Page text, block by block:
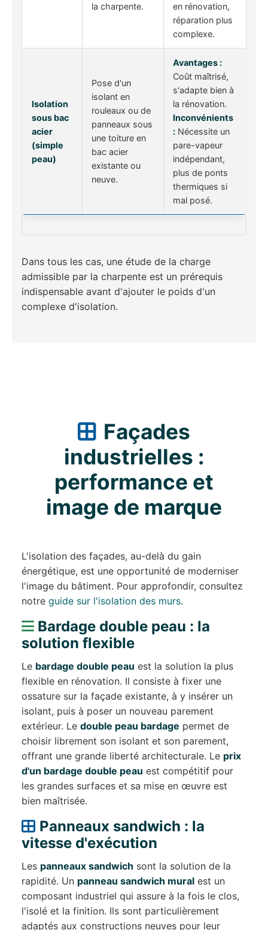
la charpente.
en rénovation,
réparation plus
complexe.
Isolation
sous bac
acier
(simple
peau)
Pose d'un
isolant en
rouleaux ou de
panneaux sous
une toiture en
bac acier
existante ou
neuve.
Avantages :
Coût maîtrisé,
s'adapte bien à
la rénovation.
Inconvénients
: Nécessite un
pare-vapeur
indépendant,
plus de ponts
thermiques si
mal posé.
Dans tous les cas, une étude de la charge
admissible par la charpente est un prérequis
indispensable avant d'ajouter le poids d'un
complexe d'isolation.
Façades
industrielles :
performance et
image de marque
L'isolation des façades, au-delà du gain
énergétique, est une opportunité de moderniser
l'image du bâtiment. Pour approfondir, consultez
notre guide sur l'isolation des murs.
Bardage double peau : la
solution flexible
Le bardage double peau est la solution la plus
flexible en rénovation. Il consiste à fixer une
ossature sur la façade existante, à y insérer un
isolant, puis à poser un nouveau parement
extérieur. Le double peau bardage permet de
choisir librement son isolant et son parement,
offrant une grande liberté architecturale. Le prix
d'un bardage double peau est compétitif pour
les grandes surfaces et sa mise en œuvre est
bien maîtrisée.
Panneaux sandwich : la
vitesse d'exécution
Les panneaux sandwich sont la solution de la
rapidité. Un panneau sandwich mural est un
composant industriel qui assure à la fois le clos,
l'isolé et la finition. Ils sont particulièrement
adaptés aux constructions neuves pour leur